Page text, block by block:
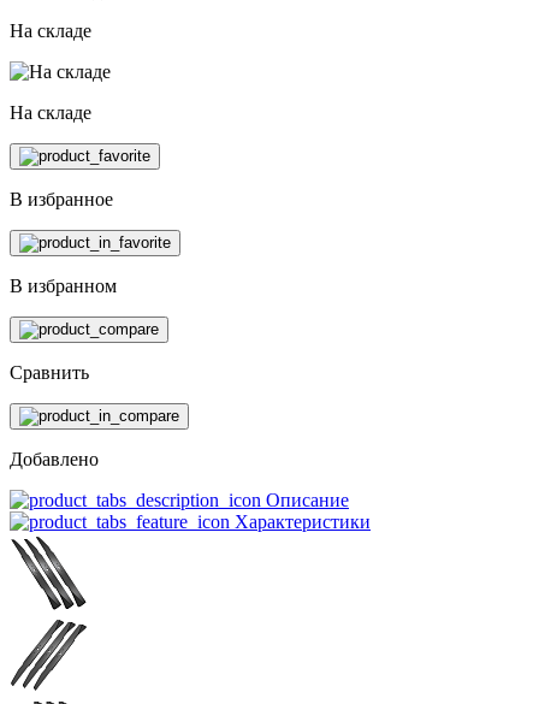
На складе
На складе
В избранное
В избранном
Сравнить
Добавлено
Описание
Характеристики